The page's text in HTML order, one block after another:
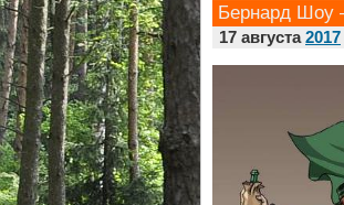
Бернард Шоу
17 августа2017